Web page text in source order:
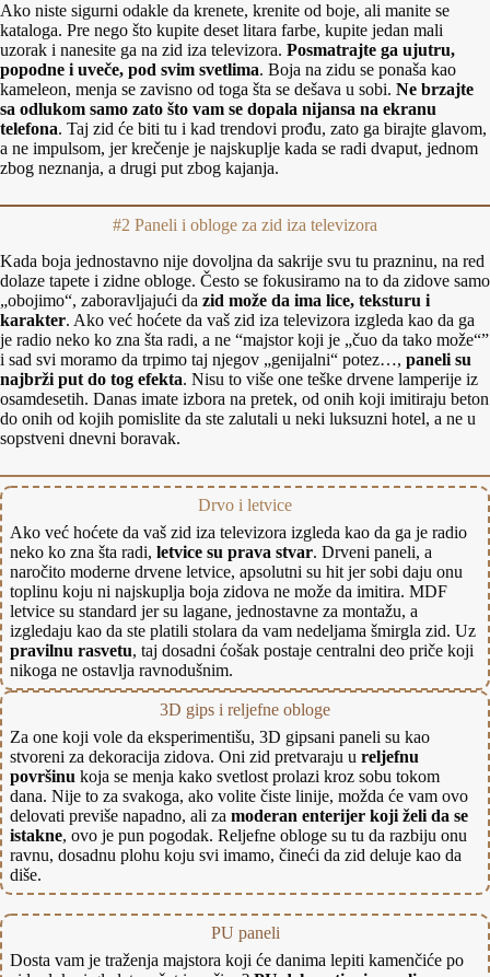
Ako niste sigurni odakle da krenete, krenite od boje, ali manite se
kataloga. Pre nego što kupite deset litara farbe, kupite jedan mali
uzorak i nanesite ga na zid iza televizora. Posmatrajte ga ujutru,
popodne i uveče, pod svim svetlima. Boja na zidu se ponaša kao
kameleon, menja se zavisno od toga šta se dešava u sobi. Ne brzajte
sa odlukom samo zato što vam se dopala nijansa na ekranu
telefona. Taj zid će biti tu i kad trendovi prođu, zato ga birajte glavom,
a ne impulsom, jer krečenje je najskuplje kada se radi dvaput, jednom
zbog neznanja, a drugi put zbog kajanja.
#2 Paneli i obloge za zid iza televizora
Kada boja jednostavno nije dovoljna da sakrije svu tu prazninu, na red
dolaze tapete i zidne obloge. Često se fokusiramo na to da zidove samo
„obojimo“, zaboravljajući da zid može da ima lice, teksturu i
karakter. Ako već hoćete da vaš zid iza televizora izgleda kao da ga
je radio neko ko zna šta radi, a ne “majstor koji je „čuo da tako može“”
i sad svi moramo da trpimo taj njegov „genijalni“ potez…, paneli su
najbrži put do tog efekta. Nisu to više one teške drvene lamperije iz
osamdesetih. Danas imate izbora na pretek, od onih koji imitiraju beton
do onih od kojih pomislite da ste zalutali u neki luksuzni hotel, a ne u
sopstveni dnevni boravak.
Drvo i letvice
Ako već hoćete da vaš zid iza televizora izgleda kao da ga je radio
neko ko zna šta radi,letvice su prava stvar. Drveni paneli, a
naročito moderne drvene letvice, apsolutni su hit jer sobi daju onu
toplinu koju ni najskuplja boja zidova ne može da imitira. MDF
letvice su standard jer su lagane, jednostavne za montažu, a
izgledaju kao da ste platili stolara da vam nedeljama šmirgla zid. Uz
pravilnu rasvetu, taj dosadni ćošak postaje centralni deo priče koji
nikoga ne ostavlja ravnodušnim.
3D gips i reljefne obloge
Za one koji vole da eksperimentišu, 3D gipsani paneli su kao
stvoreni za dekoracija zidova. Oni zid pretvaraju ureljefnu
površinu koja se menja kako svetlost prolazi kroz sobu tokom
dana. Nije to za svakoga, ako volite čiste linije, možda će vam ovo
delovati previše napadno, ali zamoderan enterijer koji želi da se
istakne, ovo je pun pogodak. Reljefne obloge su tu da razbiju onu
ravnu, dosadnu plohu koju svi imamo, čineći da zid deluje kao da
diše.
PU paneli
Dosta vam je traženja majstora koji će danima lepiti kamenčiće po